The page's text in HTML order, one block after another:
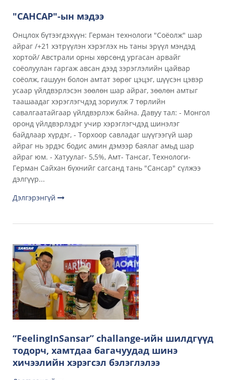
"САНСАР"-ын мэдээ
Онцлох бүтээгдэхүүн: Герман технологи "Соёолж" шар
айраг /+21 хэтрүүлэн хэрэглэх нь таны эрүүл мэндэд
хортой/ Австрали орны хөрсөнд ургасан арвайг
соёолуулан гаргаж авсан дээд зэрэглэлийн цайвар
соёолж, гашуун болон амтат зөрөг цэцэг, шүүсэн цэвэр
усаар үйлдвэрлэсэн зөөлөн шар айраг, зөөлөн амтыг
таашаадаг хэрэглэгчдэд зориулж 7 төрлийн
савалгаатайгаар үйлдвэрлэж байна. Давуу тал: - Монгол
оронд үйлдвэрлэдэг учир хэрэглэгчдэд шинэлэг
байдлаар хүрдэг, - Торхоор савладаг шүүгээгүй шар
айраг нь эрдэс бодис амин дэмээр баялаг амьд шар
айраг юм. - Хатуулаг- 5,5%, Амт- Тансаг, Технологи-
Герман Сайхан бүхнийг сагсанд тань "Сансар" сүлжээ
дэлгүүр...
Дэлгэрэнгүй
“FeelingInSansar” challange-ийн шилдгүүд
тодорч, хамтдаа багачуудад шинэ
хичээлийн хэрэгсэл бэлэглэлээ